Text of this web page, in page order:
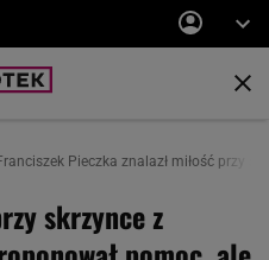
Pieczka znalazł miłość przy
skrzynce z